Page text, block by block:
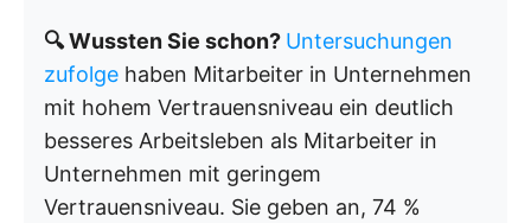
🔍 Wussten Sie schon? Untersuchungen
zufolge haben Mitarbeiter in Unternehmen
mit hohem Vertrauensniveau ein deutlich
besseres Arbeitsleben als Mitarbeiter in
Unternehmen mit geringem
Vertrauensniveau. Sie geben an, 74 %